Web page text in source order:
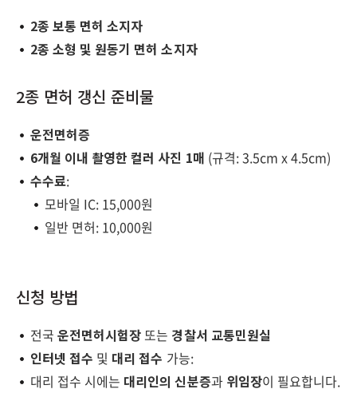
2종 보통 면허 소지자
2종 소형 및 원동기 면허 소지자
2종 면허 갱신 준비물
운전면허증
6개월 이내 촬영한 컬러 사진 1매 (규격: 3.5cm x 4.5cm)
수수료:
모바일 IC: 15,000원
일반 면허: 10,000원
신청 방법
전국운전면허시험장또는 경찰서 교통민원실
인터넷 접수 및 대리 접수 가능:
대리 접수 시에는 대리인의 신분증과 위임장이 필요합니다.